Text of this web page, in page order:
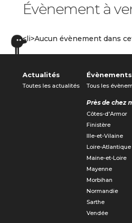
Évènement à
<li>Aucun évènement dans
Actualités
Toutes les actualités
Évènements
Tous les
Près de chez
Côtes-d'Armor
Finistère
Ille-et-Vilaine
Loire-Atlantique
Maine-et-Loire
Mayenne
Morbihan
Normandie
Sarthe
Vendée